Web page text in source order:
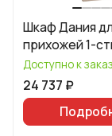
Шкаф Дания
прихожей 1-
Доступно к
24 737 ₽